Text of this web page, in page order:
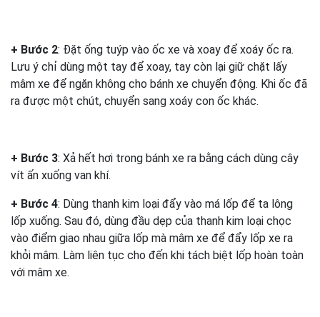
+ Bước 2: Đặt ống tuýp vào ốc xe và xoay để xoáy ốc ra.
Lưu ý chỉ dùng một tay để xoay, tay còn lại giữ chặt lấy
mâm xe để ngăn không cho bánh xe chuyển động. Khi ốc đã
ra được một chút, chuyển sang xoáy con ốc khác.
+ Bước 3: Xả hết hơi trong bánh xe ra bằng cách dùng cây
vít ấn xuống van khí.
+ Bước 4: Dùng thanh kim loại đẩy vào má lốp để ta lông
lốp xuống. Sau đó, dùng đầu dẹp của thanh kim loại chọc
vào điểm giao nhau giữa lốp mà mâm xe để đẩy lốp xe ra
khỏi mâm. Làm liên tục cho đến khi tách biệt lốp hoàn toàn
với mâm xe.